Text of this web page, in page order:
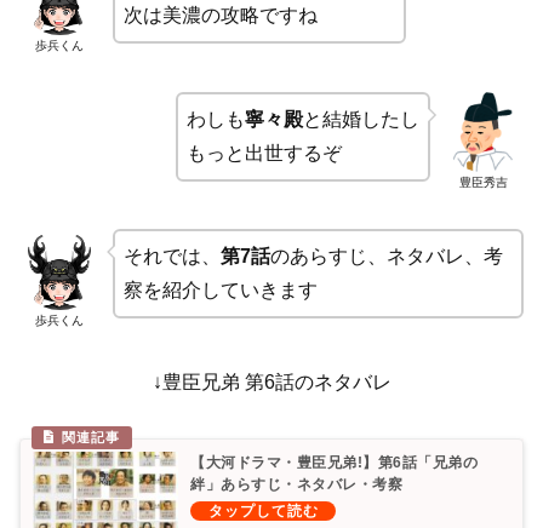
歩兵くん
次は美濃の攻略ですね
豊臣秀吉
わしも寧々殿と結婚したし
もっと出世するぞ
歩兵くん
それでは、 第7話のあらすじ、ネタバレ、考
察を紹介していきます
↓豊臣兄弟 第6話のネタバレ
【大河ドラマ・豊臣兄弟!】第6話「兄弟の
絆」あらすじ・ネタバレ・考察